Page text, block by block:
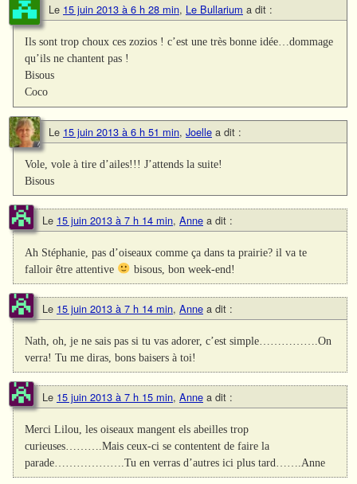
Le 15 juin 2013 à 6 h 28 min, Le Bullarium a dit :
Ils sont trop choux ces zozios ! c’est une très bonne idée…dommage
qu’ils ne chantent pas !
Bisous
Coco
Le 15 juin 2013 à 6 h 51 min, Joelle a dit :
Vole, vole à tire d’ailes!!! J’attends la suite!
Bisous
Le 15 juin 2013 à 7 h 14 min, Anne a dit :
Ah Stéphanie, pas d’oiseaux comme ça dans ta prairie? il va te
falloir être attentive
bisous, bon week-end!
Le 15 juin 2013 à 7 h 14 min, Anne a dit :
Nath, oh, je ne sais pas si tu vas adorer, c’est simple…………….On
verra! Tu me diras, bons baisers à toi!
Le 15 juin 2013 à 7 h 15 min, Anne a dit :
Merci Lilou, les oiseaux mangent els abeilles trop
curieuses……….Mais ceux-ci se contentent de faire la
parade……………….Tu en verras d’autres ici plus tard…….Anne